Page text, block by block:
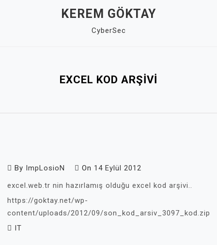
KEREM GÖKTAY
CyberSec
EXCEL KOD ARŞIVI
By ImpLosioN On 14 Eylül 2012
excel.web.tr nin hazırlamış olduğu excel kod arşivi..
https://goktay.net/wp-
content/uploads/2012/09/son_kod_arsiv_3097_kod.zip
IT